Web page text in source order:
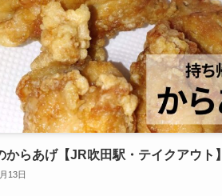
からあげ【JR吹田駅・テイクアウト】
13日